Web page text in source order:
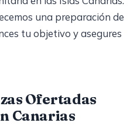
una preparación de
tu objetivo y asegures
Ofertadas
Canarias